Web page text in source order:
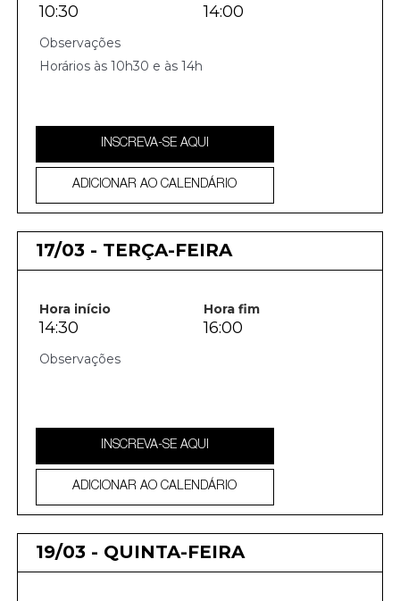
10:30 14:00
Horários às 10h30 e às 14h
INSCREVA-SE AQUI
ADICIONAR AO CALENDÁRIO
17/03 - TERÇA-FEIRA
Hora início Hora fim
14:30 16:00
INSCREVA-SE AQUI
ADICIONAR AO CALENDÁRIO
19/03 - QUINTA-FEIRA